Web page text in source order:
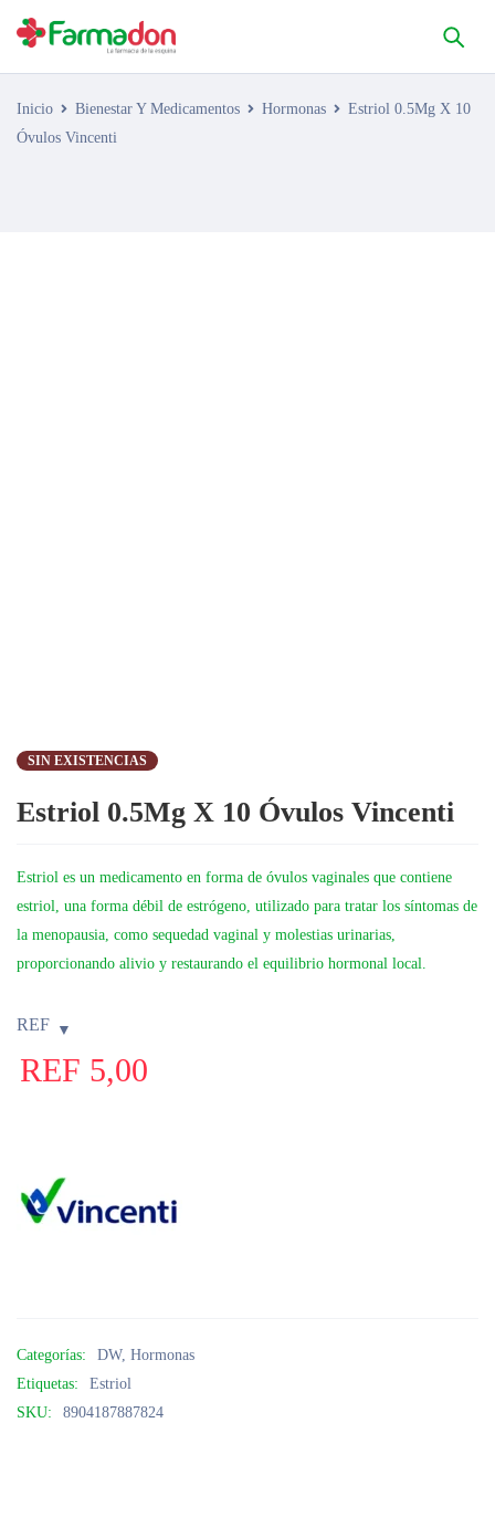
Inicio Bienestar Y Medicamentos Hormonas
Estriol 0.5Mg X 10
Óvulos Vincenti
SIN EXISTENCIAS
Estriol 0.5Mg X 10 Óvulos Vincenti
Estriol es un medicamento en forma de óvulos vaginales que contiene
estriol, una forma débil de estrógeno, utilizado para tratar los síntomas de
la menopausia, como sequedad vaginal y molestias urinarias,
proporcionando alivio y restaurando el equilibrio hormonal local.
REF
REF 5,00
Categorías: DW, Hormonas
Etiquetas:
Estriol
SKU:
8904187887824